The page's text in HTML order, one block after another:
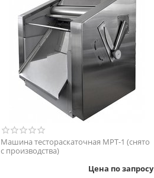
Машина тестораскаточная МРТ-1 (снято
с производства)
Цена по запросу